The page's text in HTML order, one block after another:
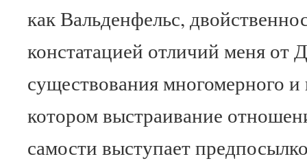
как Вальденфельс,
констатацией отличий меня от
существования многомерного
котором выстраивание
самости выступает